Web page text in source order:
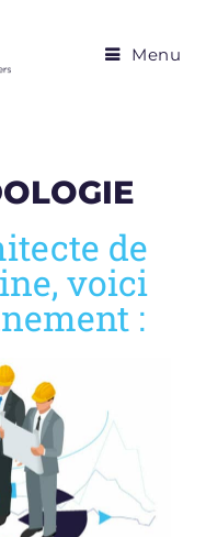
Menu
de
voici
: